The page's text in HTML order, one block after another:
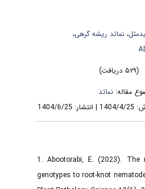
،نماتد ریشه گرهی‌،
مقاله:نماتد
1. Abootorabi, E. (2023).
genotypes to root-knot